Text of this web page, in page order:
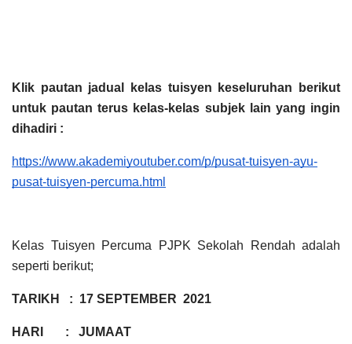
Klik pautan jadual kelas tuisyen keseluruhan berikut
untuk pautan terus kelas-kelas subjek lain yang ingin
dihadiri :
https://www.akademiyoutuber.com/p/pusat-tuisyen-ayu-
pusat-tuisyen-percuma.html
Kelas Tuisyen Percuma PJPK Sekolah Rendah adalah
seperti berikut;
TARIKH   :  17 SEPTEMBER  2021
HARI       :   JUMAAT